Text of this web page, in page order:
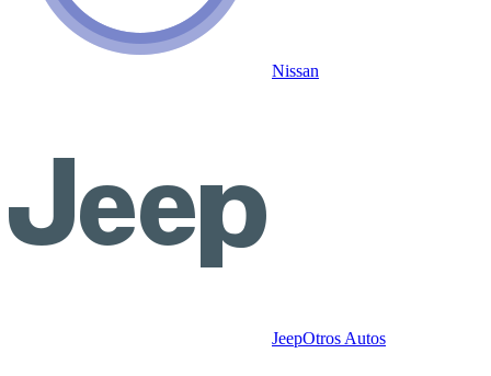
Nissan
JeepOtros Autos